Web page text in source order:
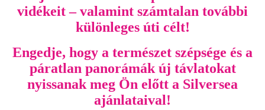
vidékeit – valamint számtalan további
különleges úti célt!
Engedje, hogy a természet szépsége és a
páratlan panorámák új távlatokat
nyissanak meg Ön előtt a Silversea
ajánlataival!